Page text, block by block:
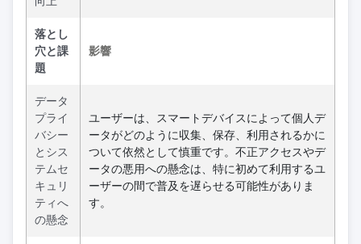
落とし
穴と課
題
影響
データ
プライ
バシー
とシス
テムセ
キュリ
ティへ
の懸念
ユーザーは、スマートデバイスによって個人デ
ータがどのように収集、保存、利用されるかに
ついて依然として慎重です。不正アクセスやデ
ータの悪用への懸念は、特に初めて利用するユ
ーザーの間で普及を遅らせる可能性がありま
す。